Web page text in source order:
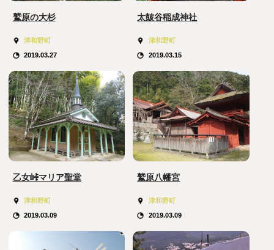
2019.03.27
津和野町
鷲原の大杉
2019.03.15
津和野町
太皷谷稲成神社
2019.03.09
津和野町
乙女峠マリア聖堂
2019.03.09
津和野町
鷲原八幡宮